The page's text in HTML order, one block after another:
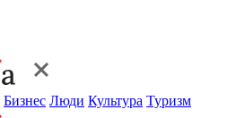
Бизнес Люди Культура Туризм